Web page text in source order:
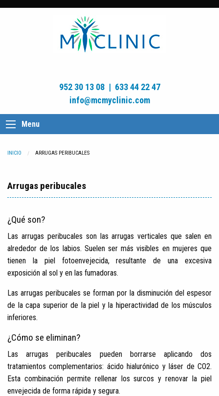
952 30 13 08 | 633 44 22 47
info@mcmyclinic.com
Menu
INICIO CURRENT:
ARRUGAS PERIBUCALES
Arrugas peribucales
¿Qué son?
Las arrugas peribucales son las arrugas verticales que salen en
alrededor de los labios. Suelen ser más visibles en mujeres que
tienen la piel fotoenvejecida, resultante de una excesiva
exposición al sol y en las fumadoras.
Las arrugas peribucales se forman por la disminución del espesor
de la capa superior de la piel y la hiperactividad de los músculos
inferiores.
¿Cómo se eliminan?
Las arrugas peribucales pueden borrarse aplicando dos
tratamientos complementarios: ácido hialurónico y láser de CO2.
Esta combinación permite rellenar los surcos y renovar la piel
envejecida de forma rápida y segura.